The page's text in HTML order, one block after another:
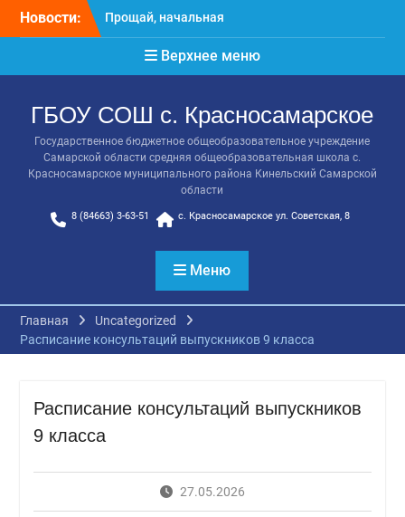
Новости:
Прощай, начальная
школа!
Расписание консультаций
выпускников 9 класса
Последний звонок
Онлайн-урок от Академии
ТОП «Ребёнок не прошёл
на бюджет. Как получить
господдержку и
бюджет»
Верхнее меню
ГБОУ СОШ с. Красносамарское
Государственное бюджетное общеобразовательное учреждение
Самарской области средняя общеобразовательная школа с.
Красносамарское муниципального района Кинельский Самарской
области
8 (84663) 3-63-51 с. Красносамарское ул. Советская, 8
Меню
Главная
Uncategorized
Расписание консультаций выпускников 9 класса
Расписание консультаций выпускников
9 класса
27.05.2026